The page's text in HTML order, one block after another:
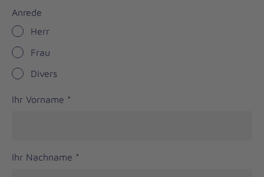
Anrede
Herr
Frau
Divers
Ihr Vorname *
Ihr Nachname *